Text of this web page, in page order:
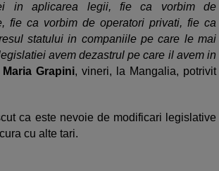
in aplicarea legii, fie ca vorbim de
fie ca vorbim de operatori privati, fie ca
statului in companiile pe care le mai
avem dezastrul pe care il avem in
Maria Grapini, vineri, la Mangalia, potrivit
ca este nevoie de modificari legislative
cu alte tari.